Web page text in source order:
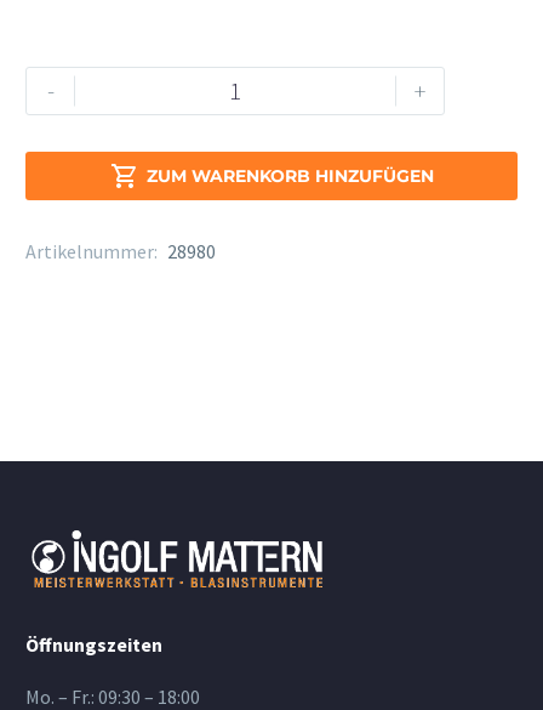
-
Jupiter
JFL
Loop
Menge
+
 ZUM WARENKORB HINZUFÜGEN
Alternative:
Artikelnummer: 28980
Öffnungszeiten
Mo. – Fr.: 09:30 – 18:00